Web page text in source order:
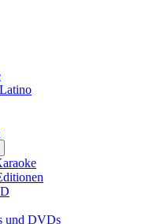
und DVDs